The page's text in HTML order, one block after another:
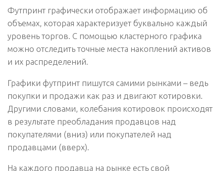
Футпринт графически отображает информацию об
объемах, которая характеризует буквально каждый
уровень торгов. С помощью кластерного графика
можно отследить точные места накоплений активов
и их распределений.
Графики футпринт пишутся самими рынками – ведь
покупки и продажи как раз и двигают котировки.
Другими словами, колебания котировок происходят
в результате преобладания продавцов над
покупателями (вниз) или покупателей над
продавцами (вверх).
На каждого продавца на рынке есть свой